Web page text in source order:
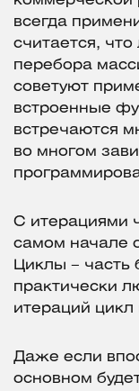
всегда
считается,
перебора
советуют
встроенные
встречаются
во многом
С итерациями
самом начале
Циклы – часть
практически
итераций цикл
Даже если
основном